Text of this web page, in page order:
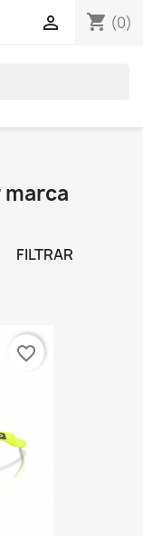
shopping_cart (0)

FILTRAR
favorite_border